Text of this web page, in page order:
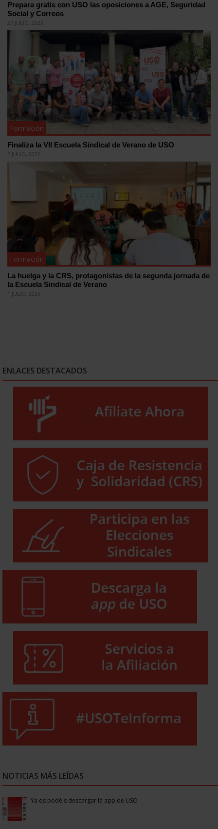
Prepara gratis con USO las oposiciones a AGE, Seguridad
Social y Correos
27 JULIO, 2026
Formación
Finaliza la VII Escuela Sindical de Verano de USO
2 JULIO, 2026
Formación
La huelga y la CRS, protagonistas de la segunda jornada de
la Escuela Sindical de Verano
1 JULIO, 2026
ENLACES DESTACADOS
NOTICIAS MÁS LEÍDAS
Ya os podéis descargar la app de USO